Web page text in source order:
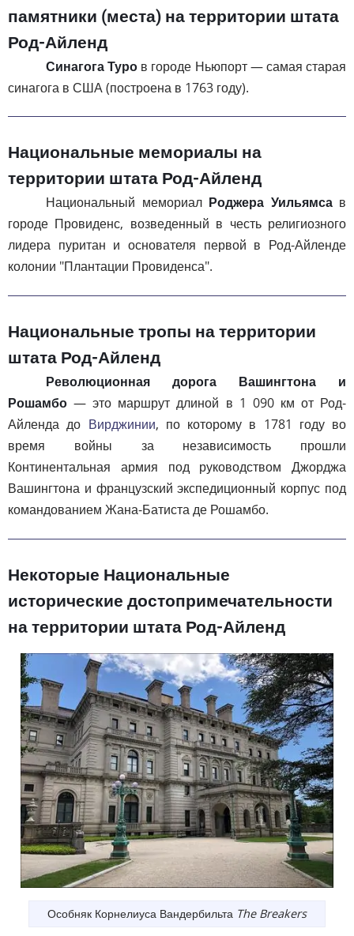
памятники (места) на территории штата
Род-Айленд
Синагога Туро в городе Ньюпорт — самая старая
синагога в США (построена в 1763 году).
Национальные мемориалы на
территории штата Род-Айленд
Национальный мемориал Роджера Уильямсав
городе Провиденс, возведенный в честь религиозного
лидера пуритан и основателя первой в Род-Айленде
колонии "Плантации Провиденса".
Национальные тропы на территории
штата Род-Айленд
Революционная дорога Вашингтона и
Рошамбо — это маршрут длиной в 1 090 км от Род-
Айленда до Вирджинии, по которому в 1781 году во
время войны за независимость прошли
Континентальная армия под руководством Джорджа
Вашингтона и французский экспедиционный корпус под
командованием Жана-Батиста де Рошамбо.
Некоторые Национальные
исторические достопримечательности
на территории штата Род-Айленд
Особняк Корнелиуса Вандербильта The Breakers